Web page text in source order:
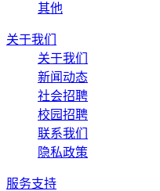
其他
关于我们
关于我们
新闻动态
社会招聘
校园招聘
联系我们
隐私政策
服务支持